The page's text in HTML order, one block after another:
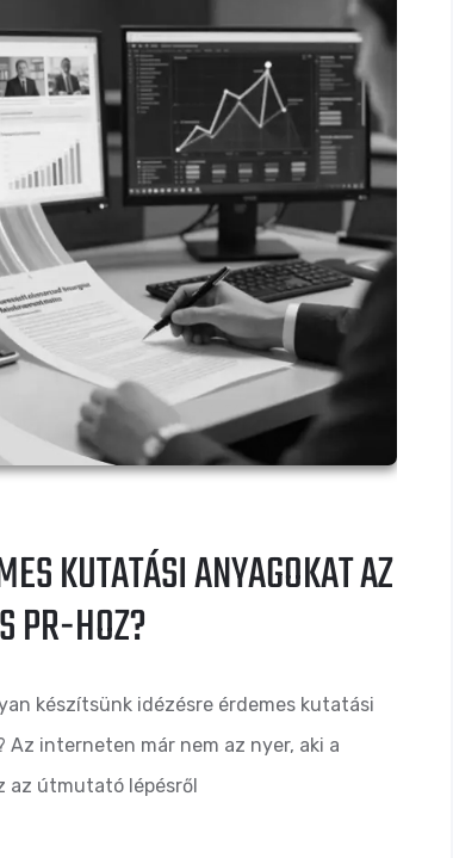
KUTATÁSI ANYAGOKAT AZ
PR-HOZ?
készítsünk idézésre érdemes kutatási
Az interneten már nem az nyer, aki a
az útmutató lépésről